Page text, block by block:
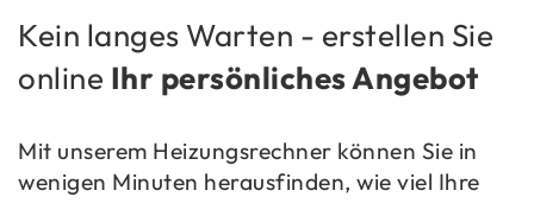
Kein lan­ges War­ten - er­stel­len Sie
on­line Ihr per­sön­li­ches An­ge­bot
Mit un­se­rem Hei­zungs­rech­ner kön­nen Sie in
we­ni­gen Mi­nu­ten her­aus­fin­den, wie viel Ihre